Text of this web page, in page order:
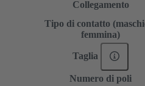
Collegamento
Tipo di contatto
femmina)
Taglia
Numero di poli